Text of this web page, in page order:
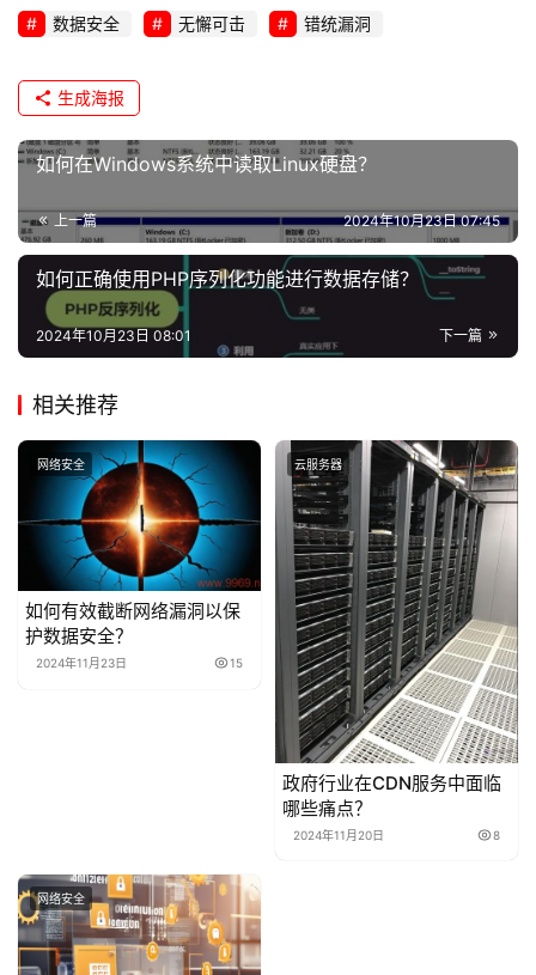
数据安全 无懈可击 错统漏洞
生成海报
如何在Windows系统中读取Linux硬盘？
上一篇 2024年10月23日 07:45
如何正确使用PHP序列化功能进行数据存储？
下一篇
2024年10月23日 08:01
相关推荐
网络安全
如何有效截断网络漏洞以保
护数据安全？
2024年11月23日 15
云服务器
政府行业在CDN服务中面临
哪些痛点？
2024年11月20日 8
网络安全